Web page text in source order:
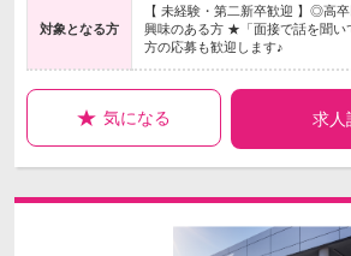
対象となる方
【 未経験・第二新卒歓迎 】◎高
興味のある方 ★「面接で話を聞い
方の応募も歓迎します♪
気になる 求人